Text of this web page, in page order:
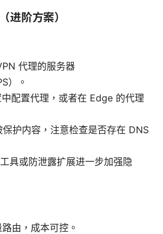
进阶方案）
代理的服务器
）。
配置代理，或者在 Edge 的代理
护内容，注意检查是否存在 DNS
具或防泄露扩展进一步加强隐
由，成本可控。